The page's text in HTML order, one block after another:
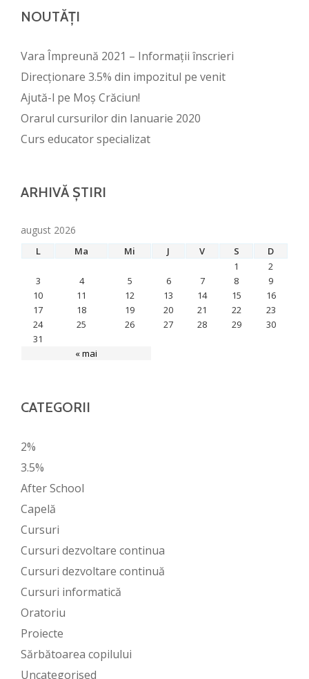
NOUTĂȚI
Vara Împreună 2021 – Informații înscrieri
Direcționare 3.5% din impozitul pe venit
Ajută-l pe Moș Crăciun!
Orarul cursurilor din Ianuarie 2020
Curs educator specializat
ARHIVĂ ȘTIRI
august 2026
L Ma Mi J V S D
« mai
1
2
3
4 5 6 7 8
9
10
11 12 13 14 15
16
17
18 19 20 21 22
23
24
25 26 27 28 29
30
31
CATEGORII
2%
3.5%
After School
Capelă
Cursuri
Cursuri dezvoltare continua
Cursuri dezvoltare continuă
Cursuri informatică
Oratoriu
Proiecte
Sărbătoarea copilului
Uncategorised